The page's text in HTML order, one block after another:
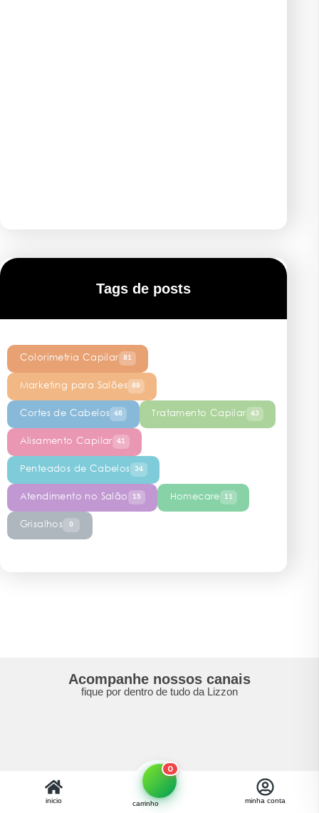
Tags de posts
Colorimetria Capilar 81
Marketing para Salões 89
Cortes de Cabelos 46 Tratamento Capilar 43
Alisamento Capilar 41
Penteados de Cabelos 34
Atendimento no Salão 15 Homecare 11
Grisalhos 0
Acompanhe nossos canais
fique por dentro de tudo da Lizzon
atendimento ao cliente
inicio
0
carrinho minha conta